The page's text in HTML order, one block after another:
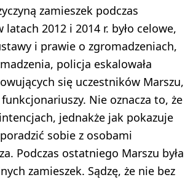
zamieszek podczas
2012 i 2014 r. było celowe,
i prawie o zgromadzeniach,
policja eskalowała
się uczestników Marszu,
Nie oznacza to, że
jednakże jak pokazuje
sobie z osobami
Podczas ostatniego Marszu była
zamieszek. Sądzę, że nie bez